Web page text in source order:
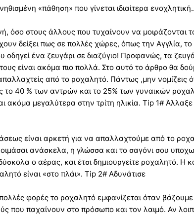
«πάθηση» που γίνεται ιδιαίτερα
όσο στους άλλους που τυχαίνουν να μοιράζονται
δείξει πως σε πολλές χώρες, όπως την Αγγλία,
οδηγεί ένα ζευγάρι σε διαζύγιο! Προφανώς, τα
είναι ακόμα πιο πολλά. Στο αυτό το άρθρο θα
από το ροχαλητό. Πάντως ,μην νομίζεις
το 40 % των αντρών και το 25% των γυναικών
ακόμα μεγαλύτερα στην τρίτη ηλικία. Tip 1#
είναι αρκετή για να απαλλαχτούμε από το
ανάσκελα, η γλώσσα και το σαγόνι σου
ο αέρας, και έτσι δημιουργείτε ροχαλητό. Η
είναι «στο πλάι». Tip 2# Αδυνάτισε
φορές το ροχαλητό εμφανίζεται όταν βάζουμε
που παχαίνουν στο πρόσωπο και τον λαιμό. Αν